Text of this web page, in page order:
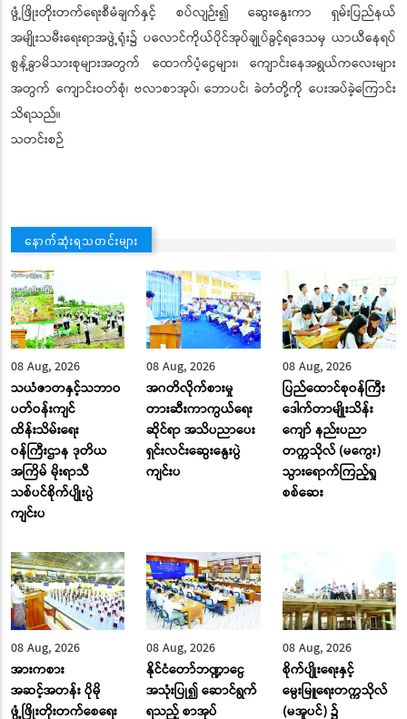
ဖွံ့ဖြိုးတိုးတက်ရေးစီမံချက်နှင့် စပ်လျဉ်း၍ ဆွေးနွေးကာ ရှမ်းပြည်နယ်
အမျိုးသမီးရေးရာအဖွဲ့ရုံး၌ ပလောင်ကိုယ်ပိုင်အုပ်ချုပ်ခွင့်ရဒေသမှ ယာယီနေရပ်
စွန့်ခွာမိသားစုများအတွက် ထောက်ပံ့ငွေများ၊ ကျောင်းနေအရွယ်ကလေးများ
အတွက် ကျောင်းဝတ်စုံ၊ ဗလာစာအုပ်၊ ဘောပင်၊ ခဲတံတို့ကို ပေးအပ်ခဲ့ကြောင်း
သိရသည်။
သတင်းစဉ်
နောက်ဆုံးရသတင်းများ
08 Aug, 2026
သယံဇာတနှင့်သဘာဝ
ပတ်ဝန်းကျင်
ထိန်းသိမ်းရေး
ဝန်ကြီးဌာန ဒုတိယ
အကြိမ် မိုးရာသီ
သစ်ပင်စိုက်ပျိုးပွဲ
ကျင်းပ
08 Aug, 2026
အဂတိလိုက်စားမှု
တားဆီးကာကွယ်ရေး
ဆိုင်ရာ အသိပညာပေး
ရှင်းလင်းဆွေးနွေးပွဲ
ကျင်းပ
08 Aug, 2026
ပြည်ထောင်စုဝန်ကြီး
ဒေါက်တာမျိုးသိန်း
ကျော် နည်းပညာ
တက္ကသိုလ် (မကွေး)
သွားရောက်ကြည့်ရှု
စစ်ဆေး
08 Aug, 2026
အားကစား
အဆင့်အတန်း ပိုမို
ဖွံ့ဖြိုးတိုးတက်စေရေး
08 Aug, 2026
နိုင်ငံတော်ဘဏ္ဍာငွေ
အသုံးပြု၍ ဆောင်ရွက်
ရသည့် စာအုပ်
08 Aug, 2026
စိုက်ပျိုးရေးနှင့်
မွေးမြူရေးတက္ကသိုလ်
(မအူပင်) ၌